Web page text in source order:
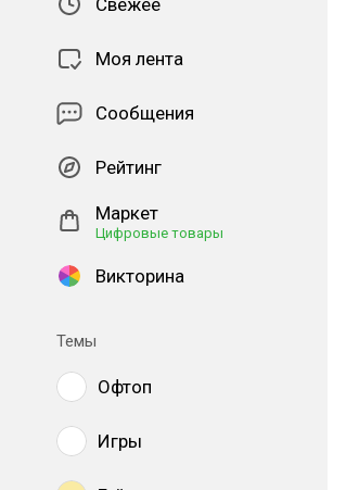
Свежее
Моя лента
Сообщения
Рейтинг
Маркет
Цифровые товары
Викторина
Темы
Офтоп
Игры